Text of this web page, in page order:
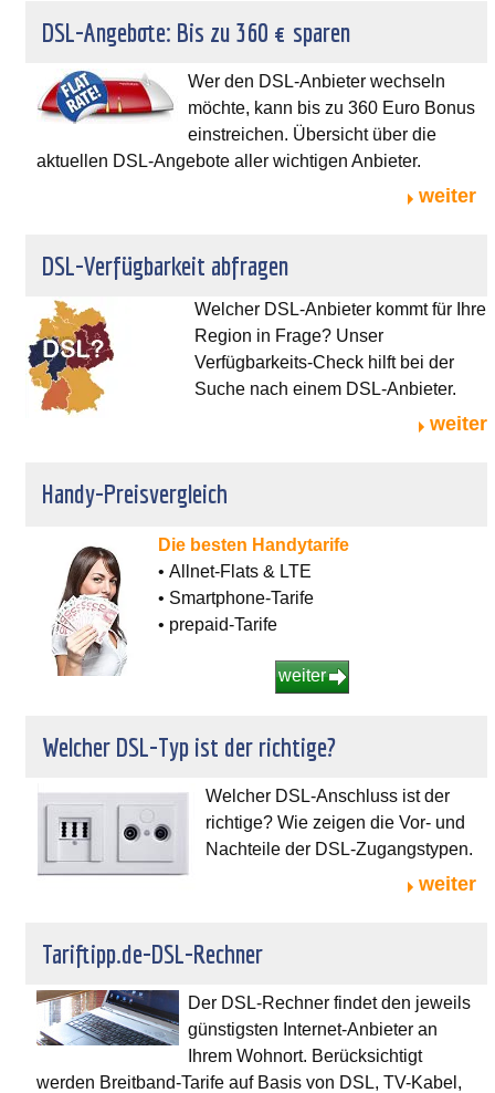
DSL-Angebote: Bis zu 360 € sparen
Wer den DSL-Anbieter wechseln
möchte, kann bis zu 360 Euro Bonus
einstreichen. Übersicht über die
aktuellen DSL-Angebote aller wichtigen Anbieter.
weiter
DSL-Verfügbarkeit abfragen
Welcher DSL-Anbieter kommt für Ihre
Region in Frage? Unser
Verfügbarkeits-Check hilft bei der
Suche nach einem DSL-Anbieter.
weiter
Handy-Preisvergleich
Die besten Handytarife
• Allnet-Flats & LTE
• Smartphone-Tarife
• prepaid-Tarife
weiter
Welcher DSL-Typ ist der richtige?
Welcher DSL-Anschluss ist der
richtige? Wie zeigen die Vor- und
Nachteile der DSL-Zugangstypen.
weiter
Tariftipp.de-DSL-Rechner
Der DSL-Rechner findet den jeweils
günstigsten Internet-Anbieter an
Ihrem Wohnort. Berücksichtigt
werden Breitband-Tarife auf Basis von DSL, TV-Kabel,